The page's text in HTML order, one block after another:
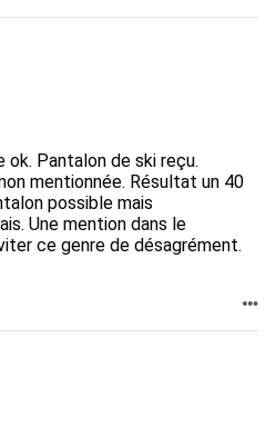
ok. Pantalon de ski reçu.
mentionnée. Résultat un 40
possible mais
Une mention dans le
ce genre de désagrément.